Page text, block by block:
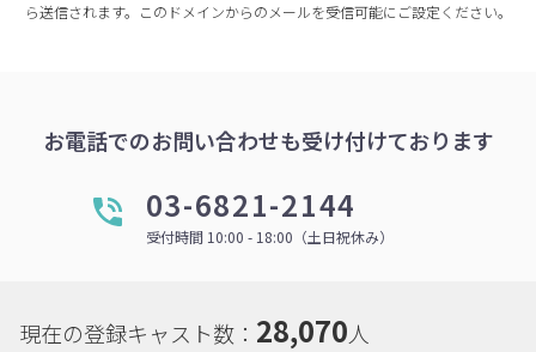
ら送信されます。このドメインからのメールを受信可能にご設定ください。
お電話でのお問い合わせも受け付けております
03-6821-2144
受付時間 10:00 - 18:00（土日祝休み）
現在の登録キャスト数： 28,070人